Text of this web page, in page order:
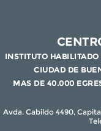
INSTITUTO
CIUDAD DE
MAS DE 40.000
Avda. Cabildo 4490,